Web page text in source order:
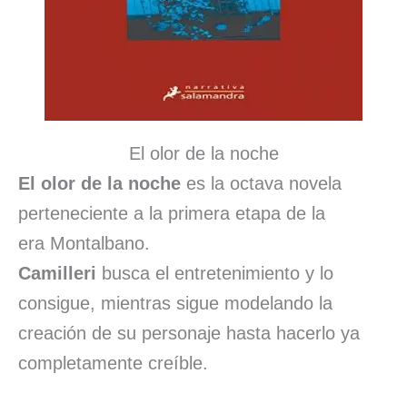
El olor de la noche
El olor de la noche es la octava novela
perteneciente a la primera etapa de la
era Montalbano.
Camilleri busca el entretenimiento y lo
consigue, mientras sigue modelando la
creación de su personaje hasta hacerlo ya
completamente creíble.